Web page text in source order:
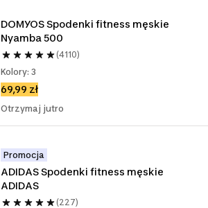
DOMYOS Spodenki fitness męskie
Nyamba 500
(4110)
Kolory: 3
69,99 zł
Otrzymaj jutro
Promocja
ADIDAS Spodenki fitness męskie
ADIDAS
(227)